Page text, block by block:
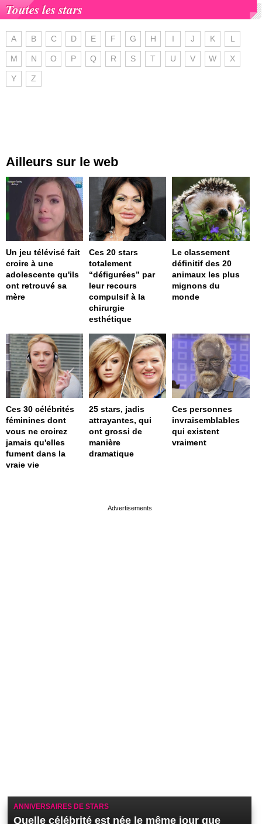
Toutes les stars
A B C D E F G H I J K L
M N O P Q R S T U V W X
Y Z
Ailleurs sur le web
Un jeu télévisé fait
croire à une
adolescente qu'ils
ont retrouvé sa
mère
Ces 20 stars
totalement
“défigurées” par
leur recours
compulsif à la
chirurgie
esthétique
Le classement
définitif des 20
animaux les plus
mignons du
monde
Ces 30 célébrités
féminines dont
vous ne croirez
jamais qu'elles
fument dans la
vraie vie
25 stars, jadis
attrayantes, qui
ont grossi de
manière
dramatique
Ces personnes
invraisemblables
qui existent
vraiment
ANNIVERSAIRES DE STARS
Quelle célébrité est née le même jour que